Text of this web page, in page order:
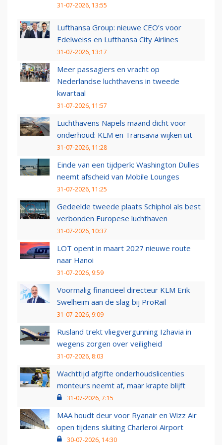
31-07-2026, 13:55
Lufthansa Group: nieuwe CEO’s voor
Edelweiss en Lufthansa City Airlines
31-07-2026, 13:17
Meer passagiers en vracht op
Nederlandse luchthavens in tweede
kwartaal
31-07-2026, 11:57
Luchthavens Napels maand dicht voor
onderhoud: KLM en Transavia wijken uit
31-07-2026, 11:28
Einde van een tijdperk: Washington Dulles
neemt afscheid van Mobile Lounges
31-07-2026, 11:25
Gedeelde tweede plaats Schiphol als best
verbonden Europese luchthaven
31-07-2026, 10:37
LOT opent in maart 2027 nieuwe route
naar Hanoi
31-07-2026, 9:59
Voormalig financieel directeur KLM Erik
Swelheim aan de slag bij ProRail
31-07-2026, 9:09
Rusland trekt vliegvergunning Izhavia in
wegens zorgen over veiligheid
31-07-2026, 8:03
Wachttijd afgifte onderhoudslicenties
monteurs neemt af, maar krapte blijft
31-07-2026, 7:15
MAA houdt deur voor Ryanair en Wizz Air
open tijdens sluiting Charleroi Airport
30-07-2026, 14:30